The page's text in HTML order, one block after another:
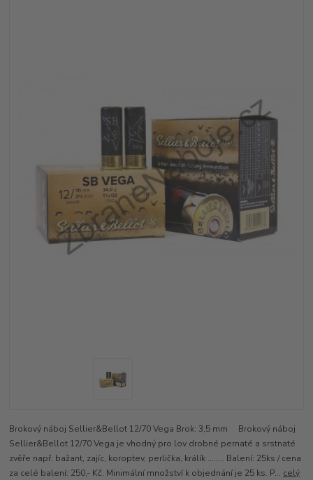
Brokový náboj Sellier&Bellot 12/70 Vega Brok: 3,5 mm Brokový náboj
Sellier&Bellot 12/70 Vega je vhodný pro lov drobné pernaté a srstnaté
zvěře např. bažant, zajíc, koroptev, perlička, králík ........ Balení: 25ks / cena
za celé balení: 250,- Kč. Minimální množství k objednání je 25 ks. P... celý